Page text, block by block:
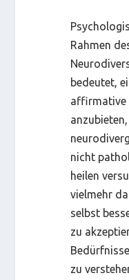
Rahmen
bedeutet,
affirmative
nicht
heilen
vielmehr
selbst
zu
zu